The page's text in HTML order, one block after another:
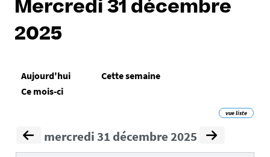
Mercredi 31 décembre
2025
Aujourd'hui
Cette semaine
Ce mois-ci
vue liste
mercredi 31 décembre 2025